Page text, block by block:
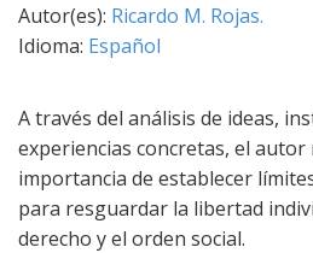
Autor(es): Ricardo M. Rojas.
Idioma: Español
A través del análisis de ideas,
experiencias concretas, el
importancia de establecer
para resguardar la libertad
derecho y el orden social.